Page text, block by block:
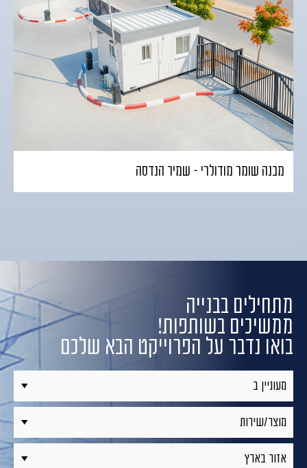
מבנה שומר מודולרי – שמיר הנדסה
מתחילים בבנייה
ממשיכים בשותפות!
בואו נדבר על הפרוייקט הבא שלכם